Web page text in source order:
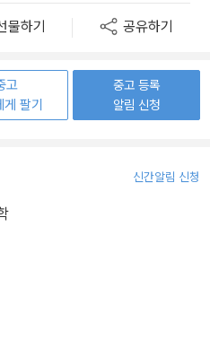
물하기 공유하기
고
팔기
중고 등록
알림 신청
신간알림 신청